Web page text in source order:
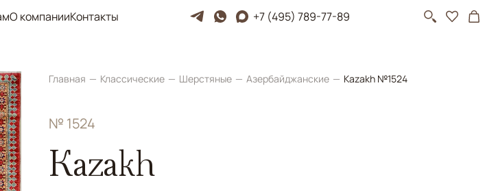
О компанииКонтакты +7 (495) 789-77-89
Главная Классические Шерстяные Азербайджанские Kazakh №1524
№ 1524
Kazakh